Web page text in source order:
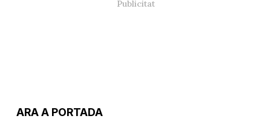
ARA A PORTADA